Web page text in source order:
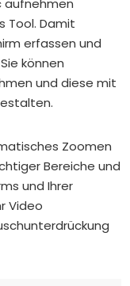
Tool. Damit
erfassen und
können
und diese mit
Zoomen
Bereiche und
und Ihrer
Video